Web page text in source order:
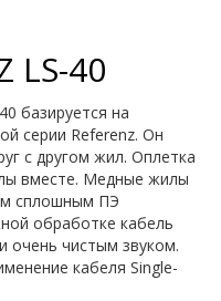
LS-40
базируется на
серии Referenz. Он
с другом жил. Оплетка
вместе. Медные жилы
сплошным ПЭ
обработке кабель
чистым звуком.
кабеля Single-